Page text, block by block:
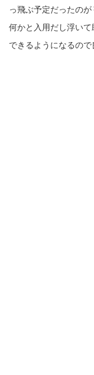
っ飛ぶ予定だったの
何かと入用だし浮い
できるようになるので